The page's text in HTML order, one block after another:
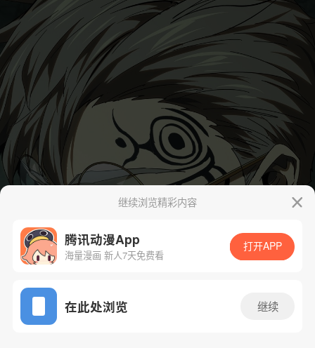
App免费看
继续浏览精彩内容
腾讯动漫App
海量漫画 新人7天免费看
打开APP
在此处浏览 继续